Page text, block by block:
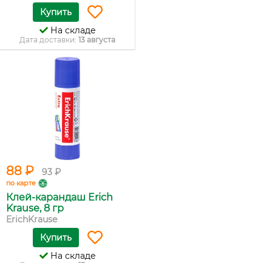
Купить
На складе
Дата доставки: 13 августа
88 ₽ 93 ₽
по карте
Клей-карандаш Erich
Krause, 8 гр
ErichKrause
Купить
На складе